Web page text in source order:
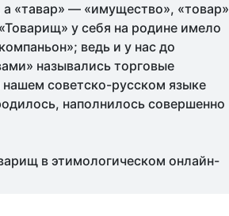
а «тавар» — «имущество», «товар»
у себя на родине имело
ведь и у нас до
назывались торговые
советско-русском языке
наполнилось совершенно
в этимологическом онлайн-